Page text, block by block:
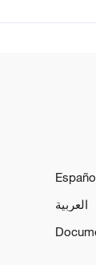
العربية